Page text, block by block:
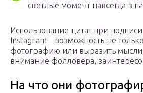
светлые момент навсегда в
Использование цитат при
Instagram – возможность не
фотографию или выразить
внимание фолловера,
На что они